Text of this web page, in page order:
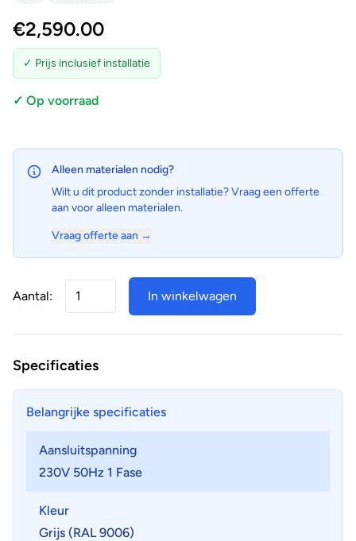
€2,590.00
✓ Prijs inclusief installatie
✓ Op voorraad
Alleen materialen nodig?
Wilt u dit product zonder installatie? Vraag een offerte
aan voor alleen materialen.
Vraag offerte aan →
Aantal: In winkelwagen
Specificaties
Belangrijke specificaties
Aansluitspanning
230V 50Hz 1 Fase
Kleur
Grijs (RAL 9006)